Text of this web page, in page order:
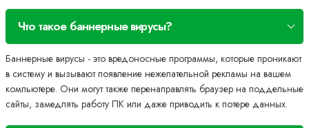
Что такое баннерные вирусы?
Баннерные вирусы - это вредоносные программы, которые проникают
в систему и вызывают появление нежелательной рекламы на вашем
компьютере. Они могут также перенаправлять браузер на поддельные
сайты, замедлять работу ПК или даже приводить к потере данных.